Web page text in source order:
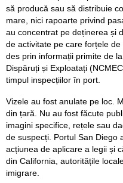
să producă sau să distribuie
mare, nici rapoarte privind
au concentrat pe deținerea și
de activitate pe care forțele
des prin informații primite de
Dispăruți și Exploatați
timpul inspecțiilor în port.
Vizele au fost anulate pe loc.
din țară. Nu au fost făcute
imagini specifice, rețele sau
de suspecți. Portul San Diego
acțiunea de aplicare a legii și
din California, autoritățile
imigrare.